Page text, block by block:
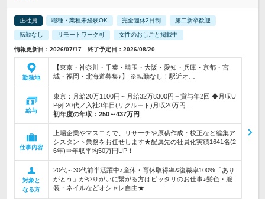
正社員 職種・業種未経験OK 完全週休2日制 第二新卒歓迎
転勤なし リモートワーク可 女性のおしごと掲載中
情報更新日：2026/07/17 終了予定日：2026/08/20
勤務地
【東京・神奈川・千葉・埼玉・大阪・愛知・兵庫・京都・宮
城・福岡・北海道募集♪】 ※転勤なし！駅近オ…
給与
東京：月給20万1100円～月給32万8300円＋賞与年2回 ◆月収U
P例 20代／入社3年目(リクルート)月収20万円…
初年度の年収： 250～437万円
仕事内容
上場企業やマスコミで、リサーチや原稿作成・校正など編集ア
シスタント業務をお任せします★配属先の社員化実績1641名(2
6年)⇒年収平均50万円UP！
対象と
なる方
20代～30代前半活躍中♪産休・育休取得率&復職率100%「あり
がとう」がやりがいに繋がる方はピッタリのお仕事♪髪色・服
装・ネイルなどオシャレ自由★